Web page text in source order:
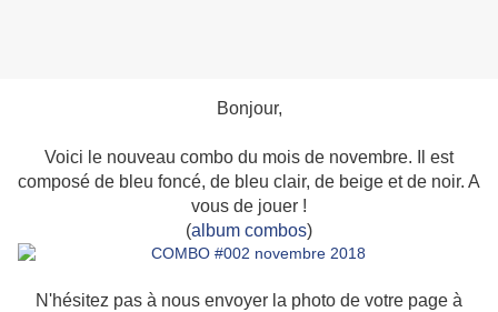
Bonjour,
Voici le nouveau combo du mois de novembre. Il est
composé de bleu foncé, de bleu clair, de beige et de noir. A
vous de jouer !
(album combos)
N'hésitez pas à nous envoyer la photo de votre page à